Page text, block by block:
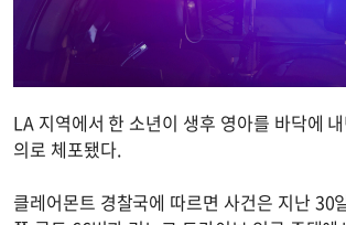
LA 지역에서 한 소년이 생후 영아를 바닥에
의로 체포됐다.
클레어몬트 경찰국에 따르면 사건은 지난 30